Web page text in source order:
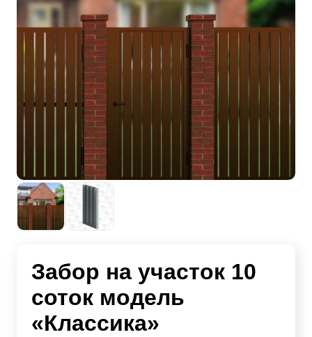
Забор на участок 10
соток модель
«Классика»